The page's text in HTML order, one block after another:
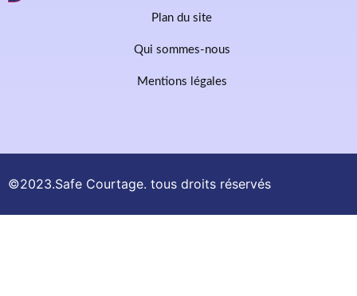
Plan du site
Qui sommes-nous
Mentions légales
©2023.Safe Courtage. tous droits réservés